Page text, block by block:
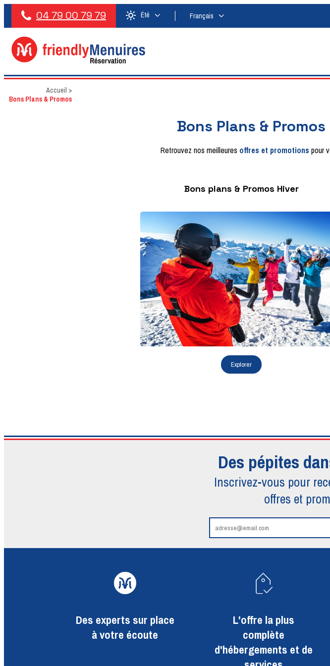
04 79 00 79 79 Été Français
Accueil >
Bons Plans & Promos
Bons Plans &
Retrouvez nos meilleures offres et promotions pour
Bons plans & Promos Hiver
Des pépites
Inscrivez-vous pour
offres et
Des experts sur place
à votre écoute
L'offre la plus
complète
d'hébergements et de